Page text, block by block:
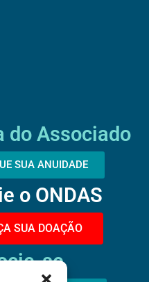
do Associado
SUA ANUIDADE
o ONDAS
SUA DOAÇÃO
se